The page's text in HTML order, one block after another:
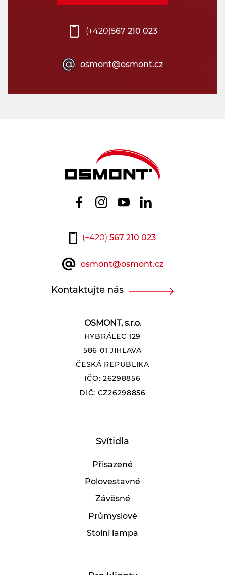
(+420)567 210 023
osmont@osmont.cz
OSMONT, s.r.o.
HYBRÁLEC 129
586 01 JIHLAVA
ČESKÁ REPUBLIKA
IČO: 26298856
DIČ: CZ26298856
Svítidla
Přisazené
Polovestavné
Závěsné
Průmyslové
Stolní lampa
(+420) 567 210 023
osmont@osmont.cz
Kontaktujte nás